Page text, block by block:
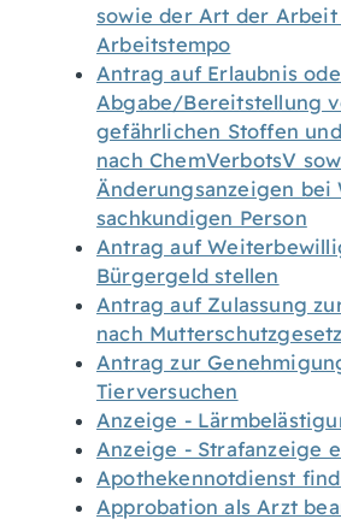
sowie der Art der Arbeit
Arbeitstempo
Antrag auf Erlaubnis
Abgabe/Bereitstellung
gefährlichen Stoffen
nach ChemVerbotsV
Änderungsanzeigen bei
sachkundigen Person
Antrag auf
Bürgergeld stellen
Antrag auf Zulassung
nach Mutterschutzgesetz
Antrag zur
Tierversuchen
Anzeige -
Anzeige - Strafanzeige
Apothekennotdienst
Approbation als Arzt